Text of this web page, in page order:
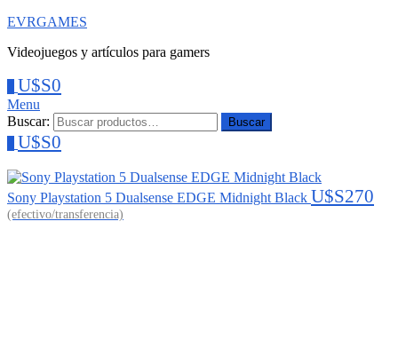
EVRGAMES
Videojuegos y artículos para gamers
U$S0
Menu
Buscar:
Buscar
U$S0
Sony Playstation 5 Dualsense EDGE Midnight Black U$S270